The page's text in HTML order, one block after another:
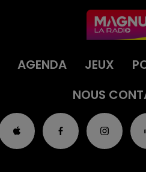
AGENDA JEUX
NOUS